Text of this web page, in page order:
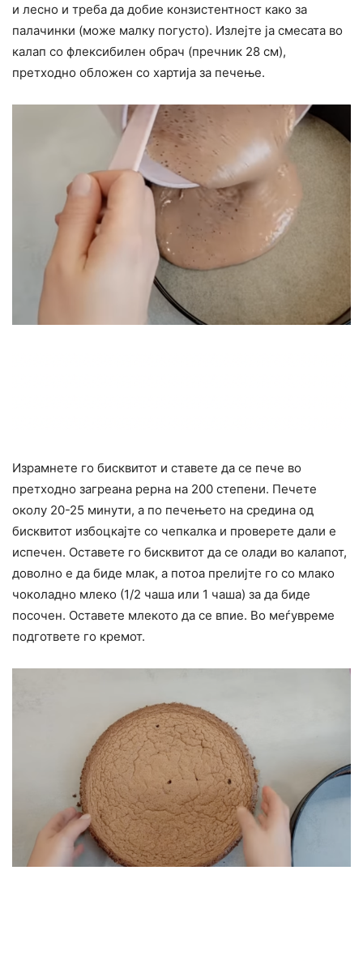
и лесно и треба да добие конзистентност како за
палачинки (може малку погусто). Излејте ја смесата во
калап со флексибилен обрач (пречник 28 см),
претходно обложен со хартија за печење.
Израмнете го бисквитот и ставете да се пече во
претходно загреана рерна на 200 степени. Печете
околу 20-25 минути, а по печењето на средина од
бисквитот избоцкајте со чепкалка и проверете дали е
испечен. Оставете го бисквитот да се олади во калапот,
доволно е да биде млак, а потоа прелијте го со млако
чоколадно млеко (1/2 чаша или 1 чаша) за да биде
посочен. Оставете млекото да се впие. Во меѓувреме
подгответе го кремот.